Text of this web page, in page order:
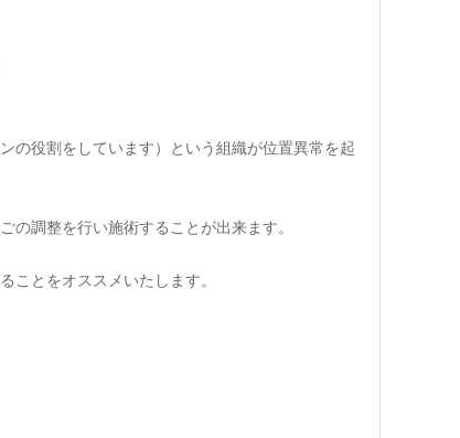
の役割をしています）という組織が位置異常を起
の調整を行い施術することが出来ます。
ことをオススメいたします。